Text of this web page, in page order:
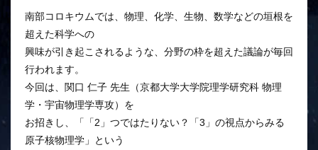
南部コロキウムでは、物理、化学、生物、数学などの垣根を
超えた科学への
興味が引き起こされるような、分野の枠を超えた議論が毎回
行われます。
今回は、関口 仁子 先生（京都大学大学院理学研究科 物理
学・宇宙物理学専攻）を
お招きし、「「2」つではたりない？「3」の視点からみる
原子核物理学」という